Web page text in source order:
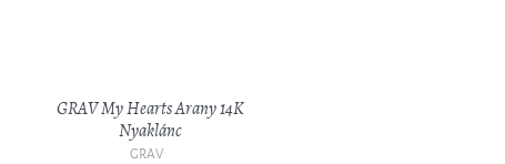
GRAV My Hearts Arany 14K
Nyaklánc
GRAV